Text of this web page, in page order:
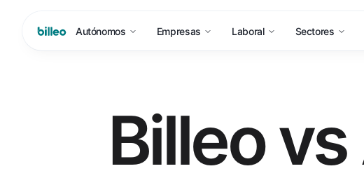
Autónomos Empresas Laboral Sectores
Billeo vs